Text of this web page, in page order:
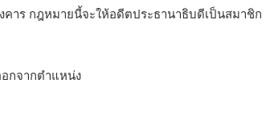
คาร กฎหมายนี้จะให้อดีตประธานาธิบดีเป็นสมาชิก
กจากตำแหน่ง